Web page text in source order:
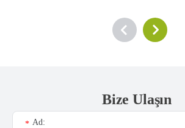
Bize Ulaşın
Ad:
*